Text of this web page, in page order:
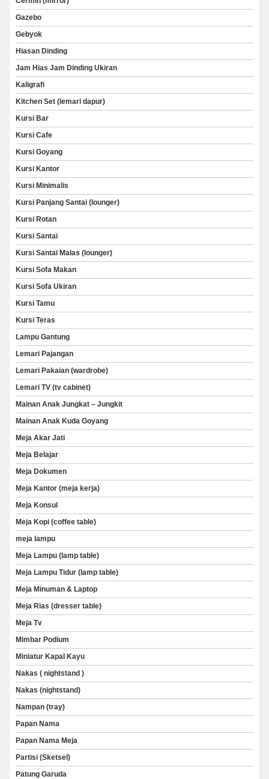
Gazebo
Gebyok
Hiasan Dinding
Jam Hias Jam Dinding Ukiran
Kaligrafi
Kitchen Set (lemari dapur)
Kursi Bar
Kursi Cafe
Kursi Goyang
Kursi Kantor
Kursi Minimalis
Kursi Panjang Santai (lounger)
Kursi Rotan
Kursi Santai
Kursi Santai Malas (lounger)
Kursi Sofa Makan
Kursi Sofa Ukiran
Kursi Tamu
Kursi Teras
Lampu Gantung
Lemari Pajangan
Lemari Pakaian (wardrobe)
Lemari TV (tv cabinet)
Mainan Anak Jungkat – Jungkit
Mainan Anak Kuda Goyang
Meja Akar Jati
Meja Belajar
Meja Dokumen
Meja Kantor (meja kerja)
Meja Konsul
Meja Kopi (coffee table)
meja lampu
Meja Lampu (lamp table)
Meja Lampu Tidur (lamp table)
Meja Minuman & Laptop
Meja Rias (dresser table)
Meja Tv
Mimbar Podium
Miniatur Kapal Kayu
Nakas ( nightstand )
Nakas (nightstand)
Nampan (tray)
Papan Nama
Papan Nama Meja
Partisi (Sketsel)
Patung Garuda